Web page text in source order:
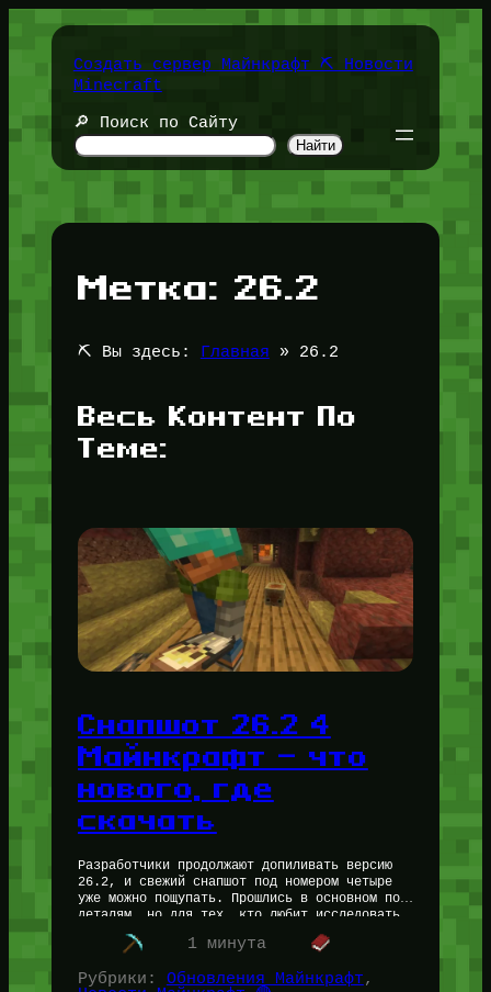
содержимомуСоздать сервер Майнкрафт ⛏️ Новости
Minecraft
🔎 Поиск по Сайту
Найти
Метка: 26.2
⛏️ Вы здесь: Главная » 26.2
Весь Контент По
Теме:
Снапшот 26.2 4
Майнкрафт — что
нового, где
скачать
Разработчики продолжают допиливать версию
26.2, и свежий снапшот под номером четыре
уже можно пощупать. Прошлись в основном по
деталям, но для тех, кто любит исследовать
мир, есть пара важных моментов.…
1 минута
Рубрики: Обновления Майнкрафт